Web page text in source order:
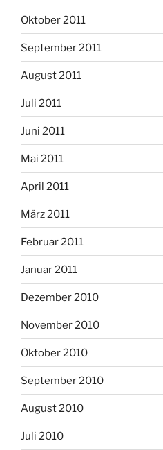
Oktober 2011
September 2011
August 2011
Juli 2011
Juni 2011
Mai 2011
April 2011
März 2011
Februar 2011
Januar 2011
Dezember 2010
November 2010
Oktober 2010
September 2010
August 2010
Juli 2010